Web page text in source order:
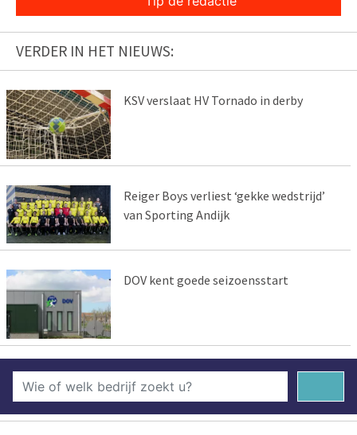
VERDER IN HET NIEUWS:
KSV verslaat HV Tornado in derby
Reiger Boys verliest ‘gekke wedstrijd’
van Sporting Andijk
DOV kent goede seizoensstart